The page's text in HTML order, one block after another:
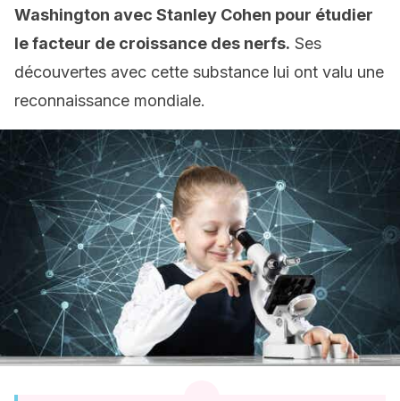
Washington avec Stanley Cohen pour étudier
le facteur de croissance des nerfs. Ses
découvertes avec cette substance lui ont valu une
reconnaissance mondiale.